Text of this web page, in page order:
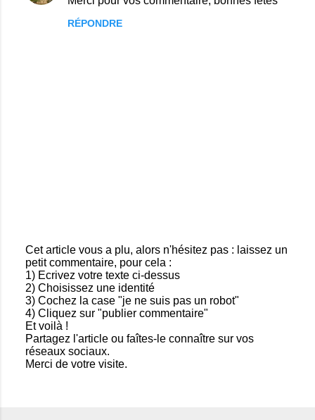
RÉPONDRE
E
n
r
e
g
i
s
t
r
Cet article vous a plu, alors n'hésitez pas : laissez un
petit commentaire, pour cela :
1) Ecrivez votre texte ci-dessus
2) Choisissez une identité
3) Cochez la case "je ne suis pas un robot"
4) Cliquez sur "publier commentaire"
Et voilà !
Partagez l'article ou faîtes-le connaître sur vos
réseaux sociaux.
Merci de votre visite.